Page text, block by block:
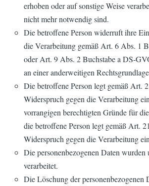
erhoben oder auf sonstige Weise
nicht mehr notwendig sind.
Die betroffene Person widerruft ihre
die Verarbeitung gemäß Art. 6 Abs. 1
oder Art. 9 Abs. 2 Buchstabe a DS-
an einer anderweitigen
Die betroffene Person legt gemäß Art.
Widerspruch gegen die Verarbeitung
vorrangigen berechtigten Gründe für
die betroffene Person legt gemäß Art.
Widerspruch gegen die Verarbeitung
Die personenbezogenen Daten wurden
verarbeitet.
Die Löschung der